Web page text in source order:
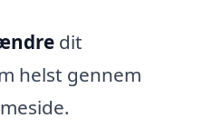
dit
helst gennem